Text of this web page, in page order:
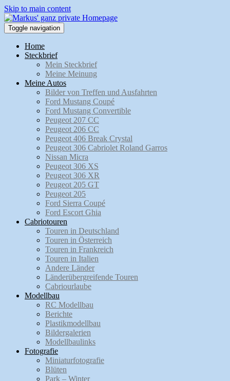
Skip to main content
Toggle navigation
Home
Steckbrief
Mein Steckbrief
Meine Meinung
Meine Autos
Bilder von Treffen und Ausfahrten
Ford Mustang Coupé
Ford Mustang Convertible
Peugeot 207 CC
Peugeot 206 CC
Peugeot 406 Break Crystal
Peugeot 306 Cabriolet Roland Garros
Nissan Micra
Peugeot 306 XS
Peugeot 306 XR
Peugeot 205 GT
Peugeot 205
Ford Sierra Coupé
Ford Escort Ghia
Cabriotouren
Touren in Deutschland
Touren in Österreich
Touren in Frankreich
Touren in Italien
Andere Länder
Länderübergreifende Touren
Cabriourlaube
Modellbau
RC Modellbau
Berichte
Plastikmodellbau
Bildergalerien
Modellbaulinks
Fotografie
Miniaturfotografie
Blüten
Park – Winter